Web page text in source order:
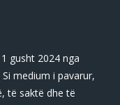
gusht 2024 nga
medium i pavarur,
të saktë dhe të